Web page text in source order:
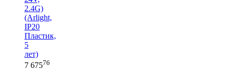
2.4G)
(Arlight,
IP20
Пластик,
5
лет)
7 67576